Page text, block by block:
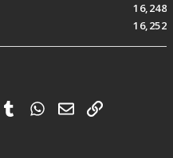
16,248
16,252
TumblrWhatsApp
電子郵件
連結